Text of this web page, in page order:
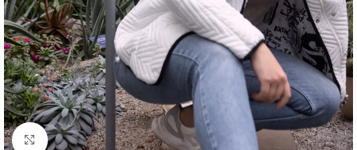
Клацніть, щоб збільшити